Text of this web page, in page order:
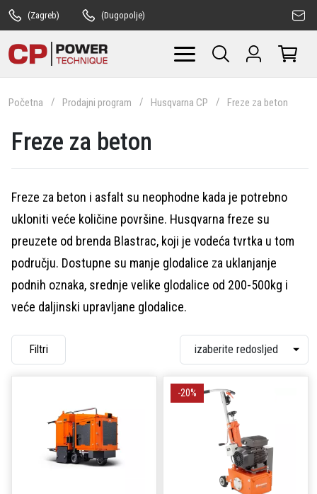
(Zagreb) (Dugopolje)
Početna Prodajni program Husqvarna CP Freze za beton
Freze za beton
Freze za beton i asfalt su neophodne kada je potrebno
ukloniti veće količine površine. Husqvarna freze su
preuzete od brenda Blastrac, koji je vodeća tvrtka u tom
području. Dostupne su manje glodalice za uklanjanje
podnih oznaka, srednje velike glodalice od 200-500kg i
veće daljinski upravljane glodalice.
Filtri
-20%